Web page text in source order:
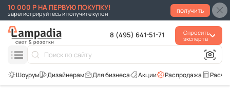
10 000 Р НА ПЕРВУЮ ПОКУПКУ!
зарегистрируйтесь и получите купон получить
8 (495) 641-51-71
Спросить
эксперта
Распродажа
Акции
Для бизнеса